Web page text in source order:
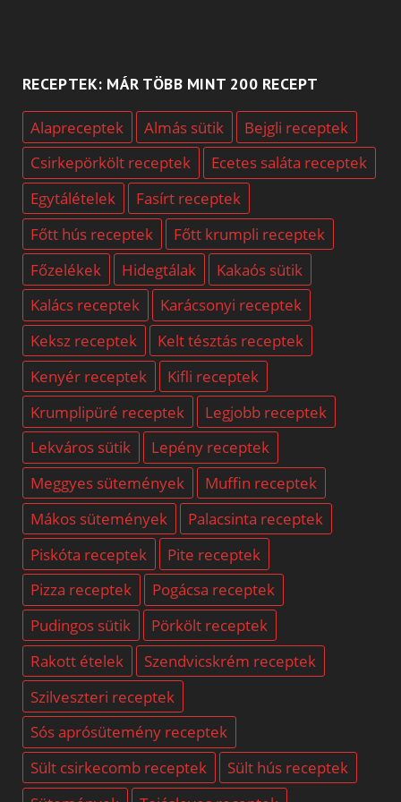
RECEPTEK: MÁR TÖBB MINT 200 RECEPT
Alapreceptek Almás sütik
Bejgli receptek
Csirkepörkölt receptek
Ecetes saláta receptek
Egytálételek
Fasírt receptek
Főtt hús receptek
Főtt krumpli receptek
Főzelékek
Hidegtálak
Kakaós sütik
Kalács receptek
Karácsonyi receptek
Keksz receptek
Kelt tésztás receptek
Kenyér receptek
Kifli receptek
Krumplipüré receptek
Legjobb receptek
Lekváros sütik
Lepény receptek
Meggyes sütemények
Muffin receptek
Mákos sütemények
Palacsinta receptek
Piskóta receptek
Pite receptek
Pizza receptek
Pogácsa receptek
Pudingos sütik
Pörkölt receptek
Rakott ételek
Szendvicskrém receptek
Szilveszteri receptek
Sós aprósütemény receptek
Sült csirkecomb receptek
Sült hús receptek